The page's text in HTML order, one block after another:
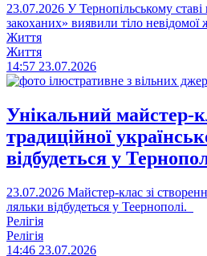
23.07.2026 У Тернопільському
закоханих» виявили тіло невідомої
Життя
Життя
14:57 23.07.2026
Унікальний майстер-
традиційної
відбудеться у
23.07.2026 Майстер-клас зі
ляльки відбудеться у Теернополі.
Релігія
Релігія
14:46 23.07.2026